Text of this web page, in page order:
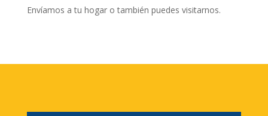
Envíamos a tu hogar o también puedes visitarnos.